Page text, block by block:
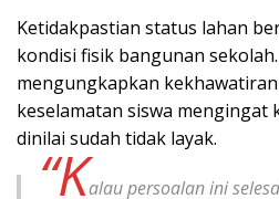
Ketidakpastian status lahan
kondisi fisik bangunan
mengungkapkan
keselamatan siswa mengingat
dinilai sudah tidak layak.
“Kalau persoalan ini